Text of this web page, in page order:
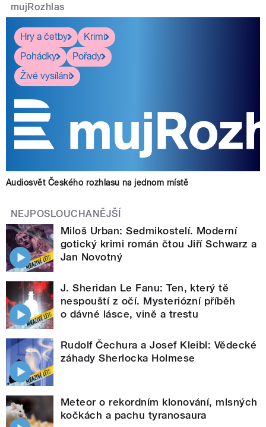
mujRozhlas
Hry a četby
Krimi
Pohádky
Pořady
Živé vysílání
Audiosvět Českého rozhlasu na jednom místě
NEJPOSLOUCHANĚJŠÍ
Miloš Urban: Sedmikostelí. Moderní
gotický krimi román čtou Jiří Schwarz a
Jan Novotný
J. Sheridan Le Fanu: Ten, který tě
nespouští z očí. Mysteriózní příběh
o dávné lásce, vině a trestu
Rudolf Čechura a Josef Kleibl: Vědecké
záhady Sherlocka Holmese
Meteor o rekordním klonování, mlsných
kočkách a pachu tyranosaura